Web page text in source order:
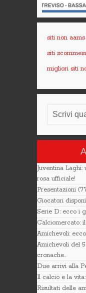
siti non aams
siti
migliori siti
Juventina
rosa ufficiale!
Presentazioni
Giocatori
Serie D: ecco i
Calciomercato:
Amichevoli:
Amichevoli del
cronache..
Due arrivi alla
Il calcio e la
Risultati delle